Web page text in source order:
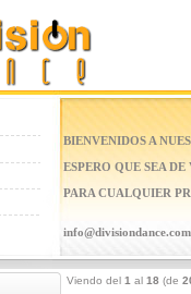
BIENVENIDOS A
ESPERO QUE SEA
PARA CUALQUIER
info@divisiondance.com
Viendo del 1 al 18 (de